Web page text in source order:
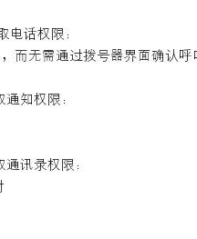
话权限：
而无需通过拨号器界面确认呼
知权限：
讯录权限：